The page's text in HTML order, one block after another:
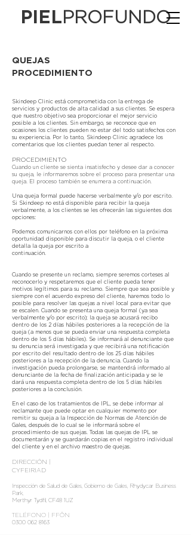
PIELPROFUNDO
QUEJAS
PROCEDIMIENTO
Skindeep Clinic está comprometida con la entrega de
servicios y productos de alta calidad a sus clientes. Se espera
que nuestro objetivo sea proporcionar el mejor servicio
posible a los clientes. Sin embargo, se reconoce que en
ocasiones los clientes pueden no estar del todo satisfechos con
su experiencia. Por lo tanto, Skindeep Clinic agradece los
comentarios que los clientes puedan tener al respecto.
PROCEDIMIENTO
Cuando un cliente se sienta insatisfecho y desee dar a conocer
su queja, le informaremos sobre el proceso para presentar una
queja. El proceso también se enumera a continuación.
Una queja formal puede hacerse verbalmente y/o por escrito.
Si Skindeep no está disponible para recibir la queja
verbalmente, a los clientes se les ofrecerán las siguientes dos
opciones:
Podemos comunicarnos con ellos por teléfono en la próxima
oportunidad disponible para discutir la queja, o el cliente
detalla la queja por escrito a
continuación.
Cuando se presente un reclamo, siempre seremos corteses al
reconocerlo y respetaremos que el cliente pueda tener
motivos legítimos para su reclamo. Siempre que sea posible y
siempre con el acuerdo expreso del cliente, haremos todo lo
posible para resolver las quejas a nivel local para evitar que
se escalen. Cuando se presenta una queja formal (ya sea
verbalmente y/o por escrito); la queja se acusará recibo
dentro de los 2 días hábiles posteriores a la recepción de la
queja (a menos que se pueda enviar una respuesta completa
dentro de los 5 días hábiles). Se informará al denunciante que
su denuncia será investigada y que recibirá una notificación
por escrito del resultado dentro de los 25 días hábiles
posteriores a la recepción de la denuncia. Cuando la
investigación pueda prolongarse, se mantendrá informado al
denunciante de la fecha de finalización anticipada y se le
dará una respuesta completa dentro de los 5 días hábiles
posteriores a la conclusión.
En el caso de los tratamientos de IPL, se debe informar al
reclamante que puede optar en cualquier momento por
remitir su queja a la Inspección de Normas de Atención de
Gales, después de lo cual se le informará sobre el
procedimiento de sus quejas. Todas las quejas de IPL se
documentarán y se guardarán copias en el registro individual
del cliente y en el archivo maestro de quejas.
DIRECCIÓN |
CYFEIRIAD
Inspección de Salud de Gales, Gobierno de Gales, Rhydycar Business
Park,
Merthyr Tydfil, CF48 1UZ
TELÉFONO | FFÔN
0300 062 8163